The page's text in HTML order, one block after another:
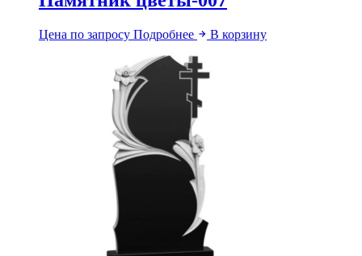
Цена по запросу Подробнее В корзину